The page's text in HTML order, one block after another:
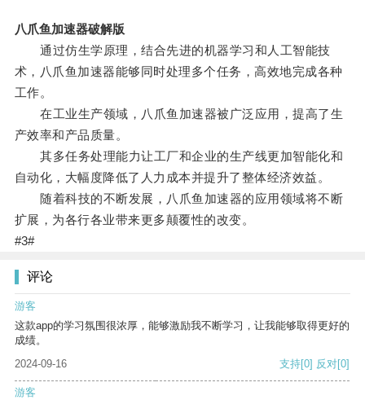
八爪鱼加速器破解版
通过仿生学原理，结合先进的机器学习和人工智能技
术，八爪鱼加速器能够同时处理多个任务，高效地完成各种
工作。
在工业生产领域，八爪鱼加速器被广泛应用，提高了生
产效率和产品质量。
其多任务处理能力让工厂和企业的生产线更加智能化和
自动化，大幅度降低了人力成本并提升了整体经济效益。
随着科技的不断发展，八爪鱼加速器的应用领域将不断
扩展，为各行各业带来更多颠覆性的改变。
#3#
评论
游客
这款app的学习氛围很浓厚，能够激励我不断学习，让我能够取得更好的
成绩。
2024-09-16
支持[0] 反对[0]
游客